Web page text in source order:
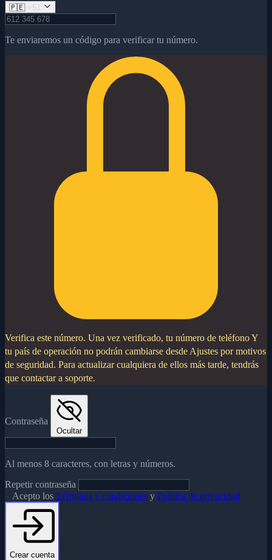
🇵🇪 +51
Te enviaremos un código para verificar tu número.
Verifica este número. Una vez verificado, tu número de teléfono Y
tu país de operación no podrán cambiarse desde Ajustes por motivos
de seguridad. Para actualizar cualquiera de ellos más tarde, tendrás
que contactar a soporte.
Contraseña
Ocultar
Al menos 8 caracteres, con letras y números.
Repetir contraseña
Acepto los Términos y condiciones y Política de privacidad
Crear cuenta